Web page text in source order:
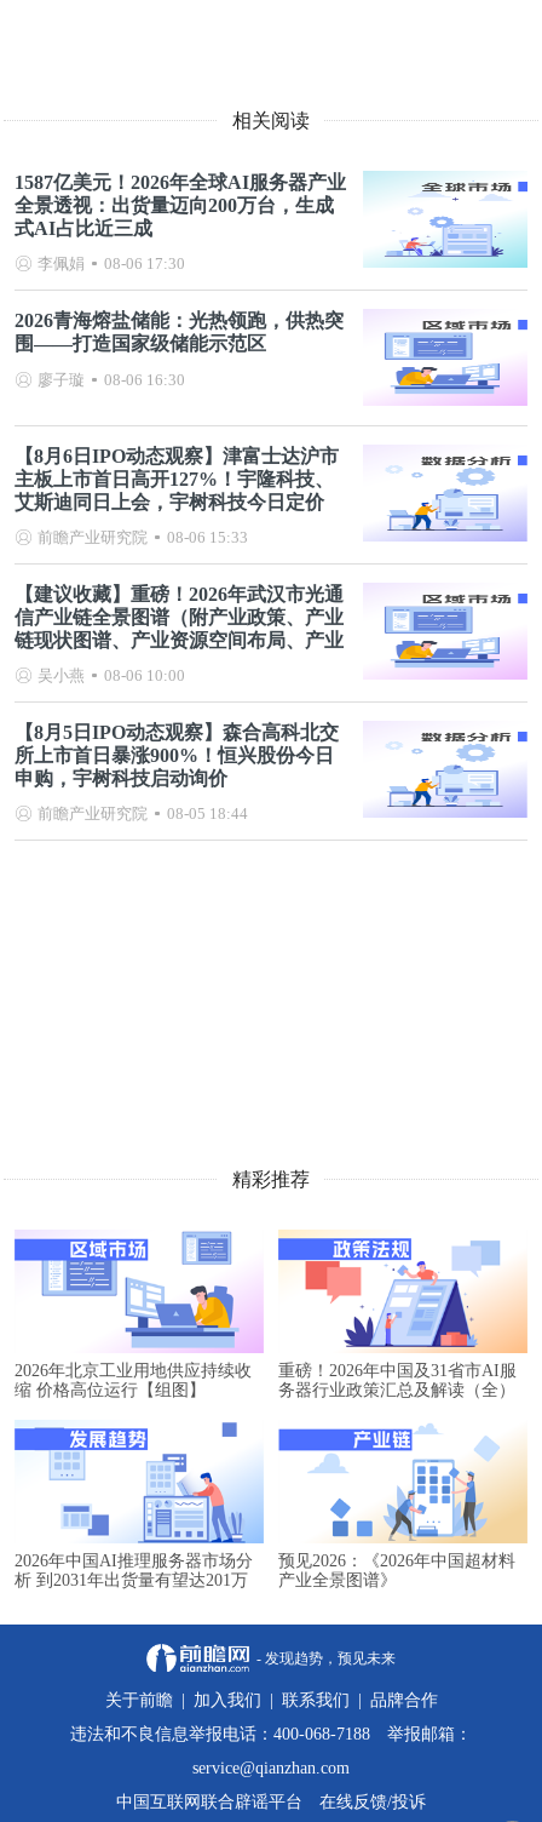
相关阅读
1587亿美元！2026年全球AI服务器产业
全景透视：出货量迈向200万台，生成
式AI占比近三成
李佩娟 08-06 17:30
2026青海熔盐储能：光热领跑，供热突
围——打造国家级储能示范区
廖子璇 08-06 16:30
【8月6日IPO动态观察】津富士达沪市
主板上市首日高开127%！宇隆科技、
艾斯迪同日上会，宇树科技今日定价
前瞻产业研究院 08-06 15:33
【建议收藏】重磅！2026年武汉市光通
信产业链全景图谱（附产业政策、产业
链现状图谱、产业资源空间布局、产业
链发展规划）
吴小燕 08-06 10:00
【8月5日IPO动态观察】森合高科北交
所上市首日暴涨900%！恒兴股份今日
申购，宇树科技启动询价
前瞻产业研究院 08-05 18:44
精彩推荐
2026年北京工业用地供应持续收
缩 价格高位运行【组图】
重磅！2026年中国及31省市AI服
务器行业政策汇总及解读（全）
2026年中国AI推理服务器市场分
析 到2031年出货量有望达201万
预见2026：《2026年中国超材料
产业全景图谱》
- 发现趋势，预见未来
关于前瞻 加入我们 联系我们
品牌合作
违法和不良信息举报电话：400-068-7188 举报邮箱：
service@qianzhan.com
中国互联网联合辟谣平台
在线反馈/投诉